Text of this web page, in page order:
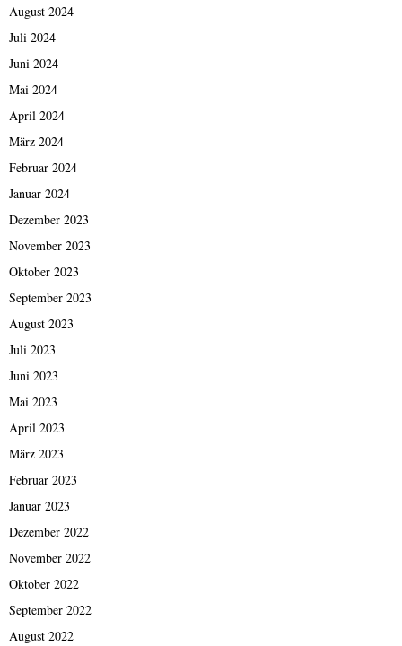
August 2024
Juli 2024
Juni 2024
Mai 2024
April 2024
März 2024
Februar 2024
Januar 2024
Dezember 2023
November 2023
Oktober 2023
September 2023
August 2023
Juli 2023
Juni 2023
Mai 2023
April 2023
März 2023
Februar 2023
Januar 2023
Dezember 2022
November 2022
Oktober 2022
September 2022
August 2022